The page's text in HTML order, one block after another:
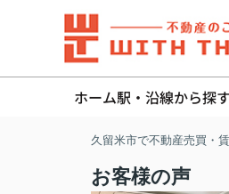
ホーム駅・沿線から探す
久留米市で不動産売買・
お客様の声